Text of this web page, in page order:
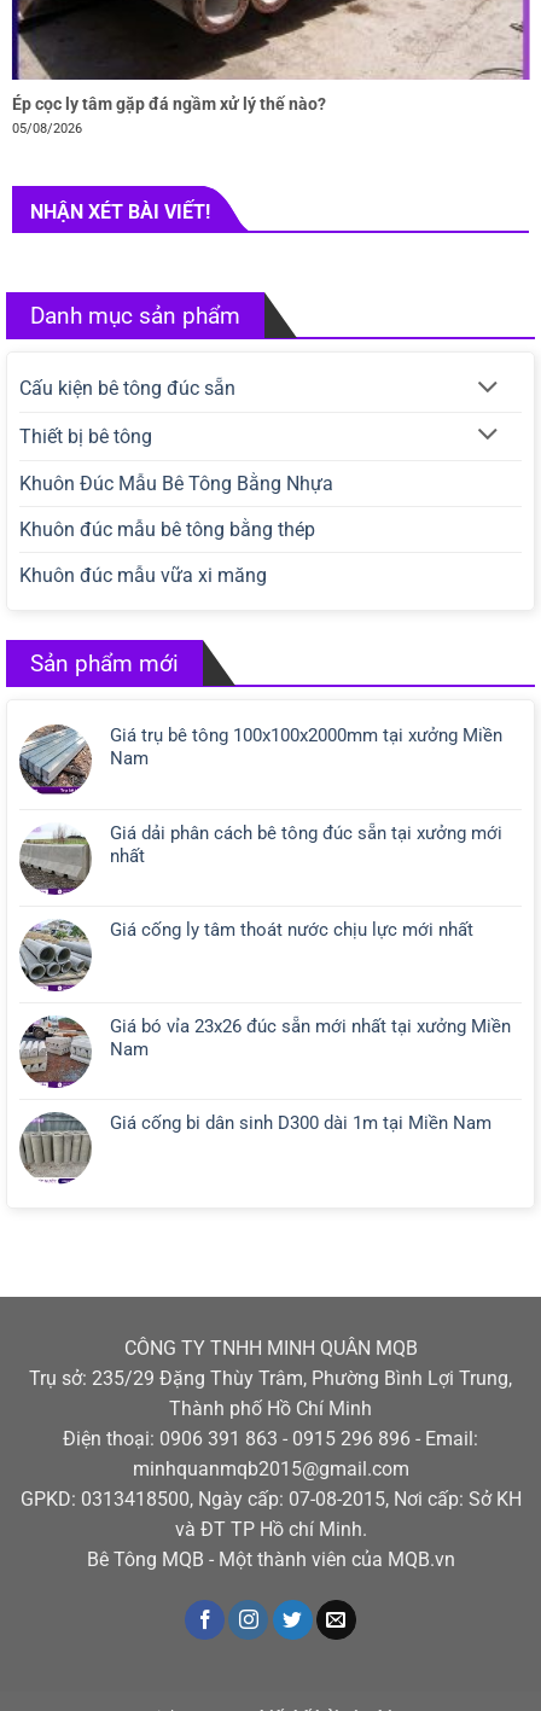
Ép cọc ly tâm gặp đá ngầm xử lý thế nào?
05/08/2026
NHẬN XÉT BÀI VIẾT!
Danh mục sản phẩm
Cấu kiện bê tông đúc sẵn
Thiết bị bê tông
Khuôn Đúc Mẫu Bê Tông Bằng Nhựa
Khuôn đúc mẫu bê tông bằng thép
Khuôn đúc mẫu vữa xi măng
Sản phẩm mới
Giá trụ bê tông 100x100x2000mm tại xưởng Miền
Nam
Giá dải phân cách bê tông đúc sẵn tại xưởng mới
nhất
Giá cống ly tâm thoát nước chịu lực mới nhất
Giá bó vỉa 23x26 đúc sẵn mới nhất tại xưởng Miền
Nam
Giá cống bi dân sinh D300 dài 1m tại Miền Nam
CÔNG TY TNHH MINH QUÂN MQB
Trụ sở: 235/29 Đặng Thùy Trâm, Phường Bình Lợi Trung,
Thành phố Hồ Chí Minh
Điện thoại: 0906 391 863 - 0915 296 896 - Email:
minhquanmqb2015@gmail.com
GPKD: 0313418500, Ngày cấp: 07-08-2015, Nơi cấp: Sở KH
và ĐT TP Hồ chí Minh.
Bê Tông MQB - Một thành viên của MQB.vn